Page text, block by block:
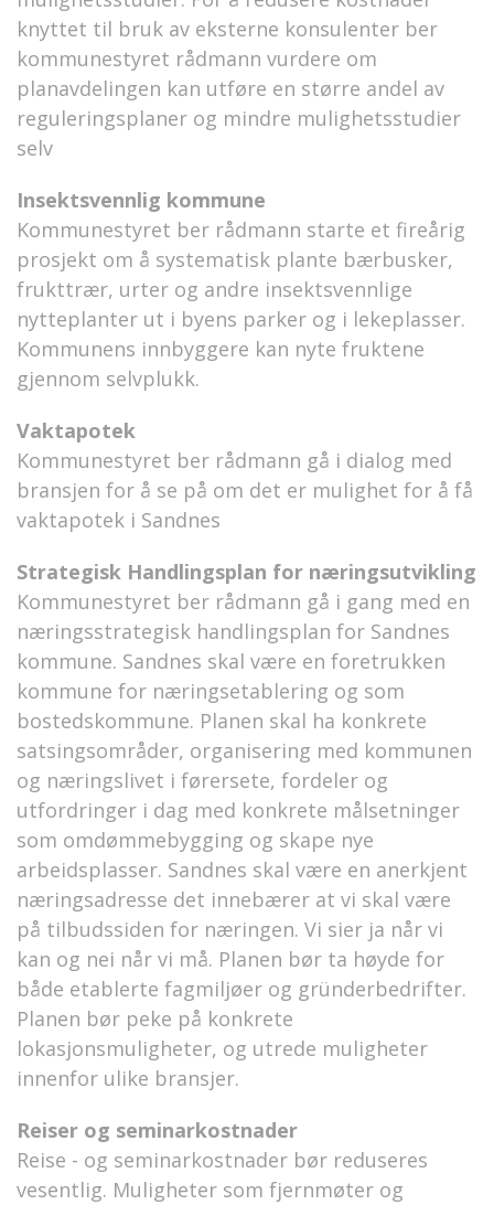
knyttet til bruk av eksterne konsulenter ber
kommunestyret rådmann vurdere om
planavdelingen kan utføre en større andel av
reguleringsplaner og mindre mulighetsstudier
selv
Insektsvennlig kommune
Kommunestyret ber rådmann starte et fireårig
prosjekt om å systematisk plante bærbusker,
frukttrær, urter og andre insektsvennlige
nytteplanter ut i byens parker og i lekeplasser.
Kommunens innbyggere kan nyte fruktene
gjennom selvplukk.
Vaktapotek
Kommunestyret ber rådmann gå i dialog med
bransjen for å se på om det er mulighet for å få
vaktapotek i Sandnes
Strategisk Handlingsplan for næringsutvikling
Kommunestyret ber rådmann gå i gang med en
næringsstrategisk handlingsplan for Sandnes
kommune. Sandnes skal være en foretrukken
kommune for næringsetablering og som
bostedskommune. Planen skal ha konkrete
satsingsområder, organisering med kommunen
og næringslivet i førersete, fordeler og
utfordringer i dag med konkrete målsetninger
som omdømmebygging og skape nye
arbeidsplasser. Sandnes skal være en anerkjent
næringsadresse det innebærer at vi skal være
på tilbudssiden for næringen. Vi sier ja når vi
kan og nei når vi må. Planen bør ta høyde for
både etablerte fagmiljøer og gründerbedrifter.
Planen bør peke på konkrete
lokasjonsmuligheter, og utrede muligheter
innenfor ulike bransjer.
Reiser og seminarkostnader
Reise - og seminarkostnader bør reduseres
vesentlig. Muligheter som fjernmøter og